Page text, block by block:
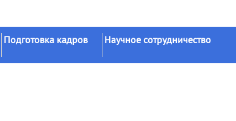
Подготовка кадров Научное сотрудничество